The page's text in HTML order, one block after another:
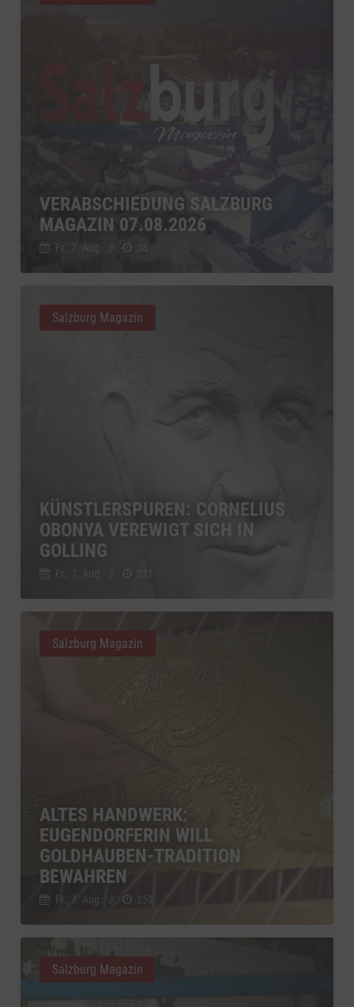
VERABSCHIEDUNG SALZBURG
MAGAZIN 07.08.2026
Fr., 7. Aug. 38
KÜNSTLERSPUREN: CORNELIUS
OBONYA VEREWIGT SICH IN
GOLLING
Salzburg Magazin
ALTES HANDWERK:
EUGENDORFERIN WILL
GOLDHAUBEN-TRADITION
BEWAHREN
Fr., 7. Aug. // 259
Salzburg Magazin
Salzburg Magazin